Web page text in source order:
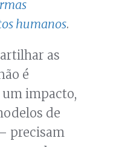
humanos.
as
é
impacto,
de
precisam